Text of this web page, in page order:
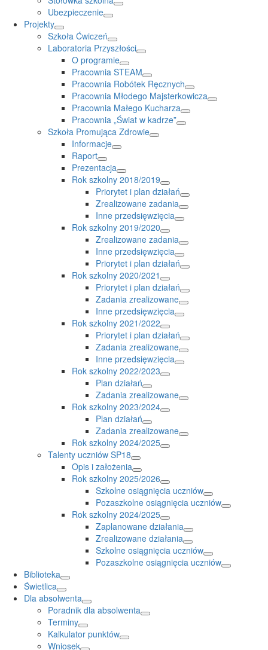
Ubezpieczenie
Projekty
Szkoła Ćwiczeń
Laboratoria Przyszłości
O programie
Pracownia STEAM
Pracownia Robótek Ręcznych
Pracownia Młodego Majsterkowicza
Pracownia Małego Kucharza
Pracownia „Świat w kadrze”
Szkoła Promująca Zdrowie
Informacje
Raport
Prezentacja
Rok szkolny 2018/2019
Priorytet i plan działań
Zrealizowane zadania
Inne przedsięwzięcia
Rok szkolny 2019/2020
Zrealizowane zadania
Inne przedsięwzięcia
Priorytet i plan działań
Rok szkolny 2020/2021
Priorytet i plan działań
Zadania zrealizowane
Inne przedsięwzięcia
Rok szkolny 2021/2022
Priorytet i plan działań
Zadania zrealizowane
Inne przedsięwzięcia
Rok szkolny 2022/2023
Plan działań
Zadania zrealizowane
Rok szkolny 2023/2024
Plan działań
Zadania zrealizowane
Rok szkolny 2024/2025
Talenty uczniów SP18
Opis i założenia
Rok szkolny 2025/2026
Szkolne osiągnięcia uczniów
Pozaszkolne osiągnięcia uczniów
Rok szkolny 2024/2025
Zaplanowane działania
Zrealizowane działania
Szkolne osiągnięcia uczniów
Pozaszkolne osiągnięcia uczniów
Biblioteka
Świetlica
Dla absolwenta
Poradnik dla absolwenta
Terminy
Kalkulator punktów
Wniosek